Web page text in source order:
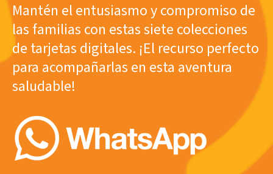
Mantén el entusiasmo y compromiso de
las familias con estas siete colecciones
de tarjetas digitales. ¡El recurso perfecto
para acompañarlas en esta aventura
saludable!